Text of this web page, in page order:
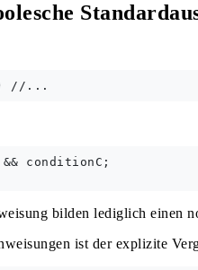
conditionC;
bilden lediglich einen
ist der explizite